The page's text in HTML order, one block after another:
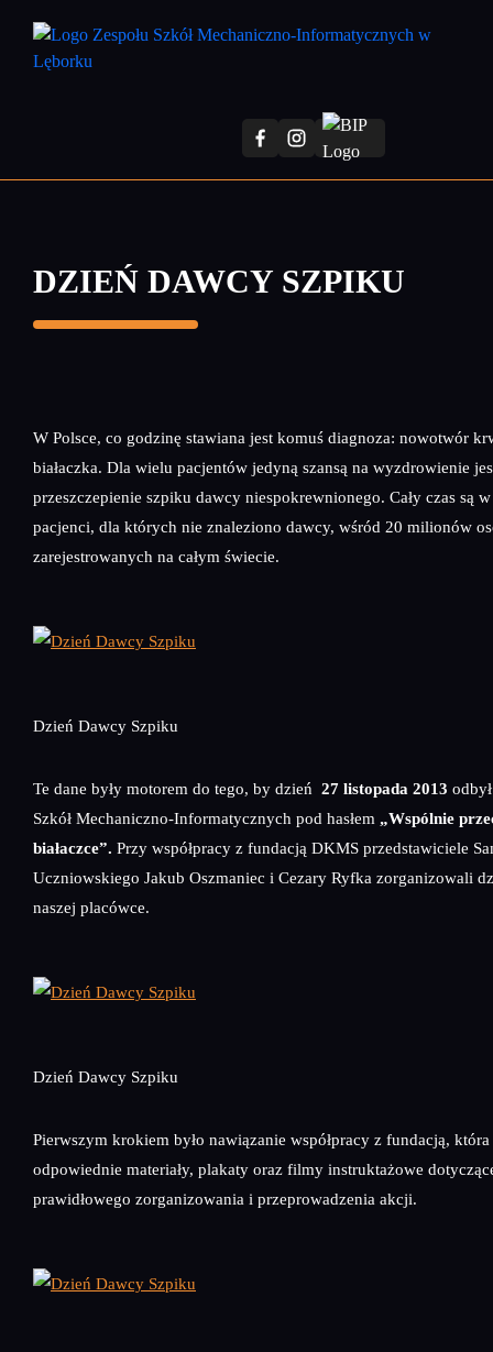
treści
DZIEŃ DAWCY SZPIKU
W Polsce, co godzinę stawiana jest komuś diagnoza: nowotwór
białaczka. Dla wielu pacjentów jedyną szansą na wyzdrowienie
przeszczepienie szpiku dawcy niespokrewnionego. Cały czas są
pacjenci, dla których nie znaleziono dawcy, wśród 20 milionów
zarejestrowanych na całym świecie.
Dzień Dawcy Szpiku
Te dane były motorem do tego, by dzień 27 listopada 2013
Szkół Mechaniczno-Informatycznych pod hasłem „Wspólnie
białaczce”. Przy współpracy z fundacją DKMS przedstawiciele
Uczniowskiego Jakub Oszmaniec i Cezary Ryfka zorganizowali
naszej placówce.
Dzień Dawcy Szpiku
Pierwszym krokiem było nawiązanie współpracy z fundacją, która
odpowiednie materiały, plakaty oraz filmy instruktażowe
prawidłowego zorganizowania i przeprowadzenia akcji.